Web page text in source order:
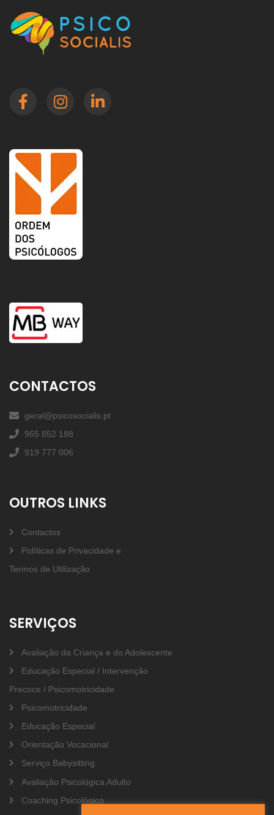
CONTACTOS
geral@psicosocialis.pt
965 852 188
919 777 006
OUTROS LINKS
Contactos
Políticas de Privacidade e
Termos de Utilização
SERVIÇOS
Avaliação da Criança e do Adolescente
Educação Especial / Intervenção
Precoce / Psicomotricidade
Psicomotricidade
Educação Especial
Orientação Vocacional
Serviço Babysitting
Avaliação Psicológica Adulto
Coaching Psicológico